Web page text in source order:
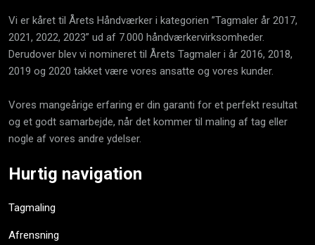
Vi er kåret til Årets Håndværker i kategorien ”Tagmaler år 2017,
2021, 2022, 2023” ud af 7.000 håndværkervirksomheder.
Derudover blev vi nomineret til Årets Tagmaler i år 2016, 2018,
2019 og 2020 takket være vores ansatte og vores kunder.
Vores mangeårige erfaring er din garanti for et perfekt resultat
og et godt samarbejde, når det kommer til maling af tag eller
nogle af vores andre ydelser.
Hurtig navigation
Tagmaling​
Afrensning